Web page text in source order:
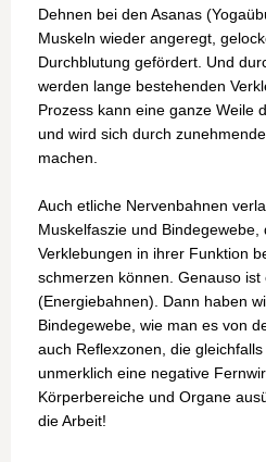
Dehnen bei den Asanas
Muskeln wieder angeregt,
Durchblutung gefördert. Und
werden lange bestehenden
Prozess kann eine ganze Weile
und wird sich durch
machen.
Auch etliche Nervenbahnen
Muskelfaszie und Bindegewebe,
Verklebungen in ihrer Funktion
schmerzen können. Genauso ist
(Energiebahnen). Dann haben
Bindegewebe, wie man es von
auch Reflexzonen, die
unmerklich eine negative
Körperbereiche und Organe
die Arbeit!